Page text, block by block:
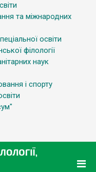
та міжнародних
освіти
філології
наук
і спорту